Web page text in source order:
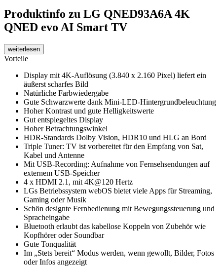
Produktinfo zu LG QNED93A6A 4K
QNED evo AI Smart TV
weiterlesen
Vorteile
Display mit 4K-Auflösung (3.840 x 2.160 Pixel) liefert ein
äußerst scharfes Bild
Natürliche Farbwiedergabe
Gute Schwarzwerte dank Mini-LED-Hintergrundbeleuchtung
Hoher Kontrast und gute Helligkeitswerte
Gut entspiegeltes Display
Hoher Betrachtungswinkel
HDR-Standards Dolby Vision, HDR10 und HLG an Bord
Triple Tuner: TV ist vorbereitet für den Empfang von Sat,
Kabel und Antenne
Mit USB-Recording: Aufnahme von Fernsehsendungen auf
externem USB-Speicher
4 x HDMI 2.1, mit 4K@120 Hertz
LGs Betriebssystem webOS bietet viele Apps für Streaming,
Gaming oder Musik
Schön designte Fernbedienung mit Bewegungssteuerung und
Spracheingabe
Bluetooth erlaubt das kabellose Koppeln von Zubehör wie
Kopfhörer oder Soundbar
Gute Tonqualität
Im „Stets bereit“ Modus werden, wenn gewollt, Bilder, Fotos
oder Infos angezeigt